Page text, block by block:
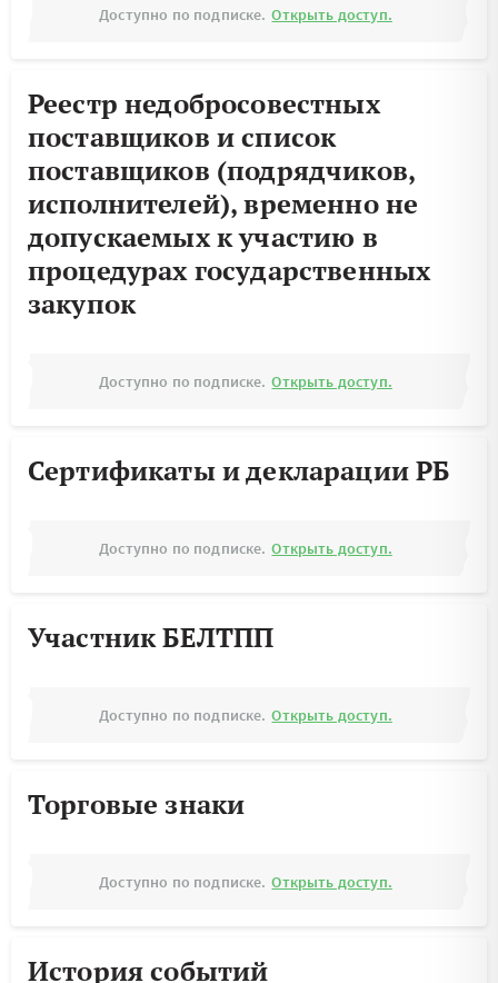
Доступно по подписке. Открыть доступ.
Реестр недобросовестных
поставщиков и список
поставщиков (подрядчиков,
исполнителей), временно не
допускаемых к участию в
процедурах государственных
закупок
Доступно по подписке. Открыть доступ.
Сертификаты и декларации РБ
Доступно по подписке. Открыть доступ.
Участник БЕЛТПП
Доступно по подписке. Открыть доступ.
Торговые знаки
Доступно по подписке. Открыть доступ.
История событий